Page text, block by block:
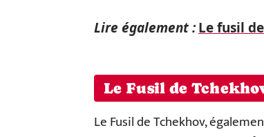
Lire également :Le fusil
Le Fusil de
Le Fusil de Tchekhov,